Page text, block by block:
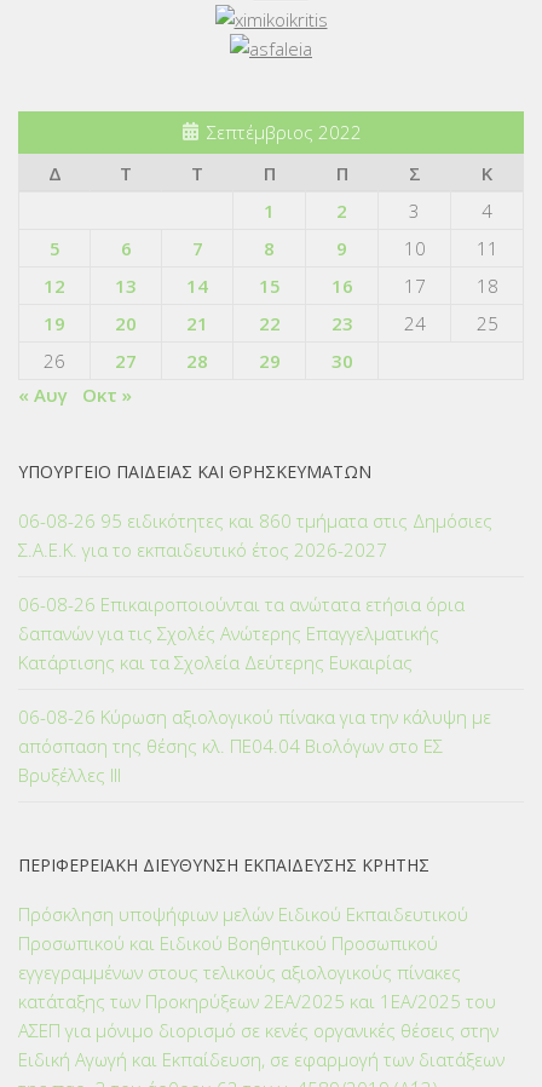
Σεπτέμβριος 2022
Δ
Τ Τ Π Π Σ
Κ
1
2 3
4
5
6 7 8 9 10
11
12
13 14 15 16 17
18
19
20 21 22 23 24
25
26
27 28 29
30
« Αυγ
Οκτ »
ΥΠΟΥΡΓΕΙΟ ΠΑΙΔΕΙΑΣ ΚΑΙ ΘΡΗΣΚΕΥΜΑΤΩΝ
06-08-26 95 ειδικότητες και 860 τμήματα στις Δημόσιες
Σ.Α.Ε.Κ. για το εκπαιδευτικό έτος 2026-2027
06-08-26 Επικαιροποιούνται τα ανώτατα ετήσια όρια
δαπανών για τις Σχολές Ανώτερης Επαγγελματικής
Κατάρτισης και τα Σχολεία Δεύτερης Ευκαιρίας
06-08-26 Κύρωση αξιολογικού πίνακα για την κάλυψη με
απόσπαση της θέσης κλ. ΠΕ04.04 Βιολόγων στο ΕΣ
Βρυξέλλες ΙΙΙ
ΠΕΡΙΦΕΡΕΙΑΚΗ ΔΙΕΥΘΥΝΣΗ ΕΚΠΑΙΔΕΥΣΗΣ ΚΡΗΤΗΣ
Πρόσκληση υποψήφιων μελών Ειδικού Εκπαιδευτικού
Προσωπικού και Ειδικού Βοηθητικού Προσωπικού
εγγεγραμμένων στους τελικούς αξιολογικούς πίνακες
κατάταξης των Προκηρύξεων 2ΕΑ/2025 και 1ΕΑ/2025 του
ΑΣΕΠ για μόνιμο διορισμό σε κενές οργανικές θέσεις στην
Ειδική Αγωγή και Εκπαίδευση, σε εφαρμογή των διατάξεων